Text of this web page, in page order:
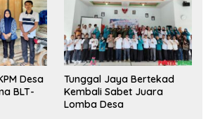
Desa
BLT-
Tunggal Jaya Bertekad
Kembali Sabet Juara
Lomba Desa